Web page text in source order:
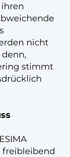
nicht
stimmt
freibleibend